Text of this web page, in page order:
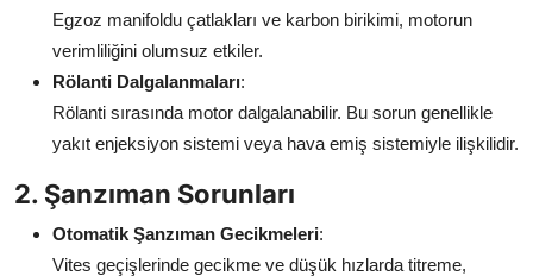
Egzoz manifoldu çatlakları ve karbon birikimi, motorun
verimliliğini olumsuz etkiler.
Rölanti Dalgalanmaları:
Rölanti sırasında motor dalgalanabilir. Bu sorun genellikle
yakıt enjeksiyon sistemi veya hava emiş sistemiyle ilişkilidir.
2. Şanzıman Sorunları
Otomatik Şanzıman Gecikmeleri:
Vites geçişlerinde gecikme ve düşük hızlarda titreme,